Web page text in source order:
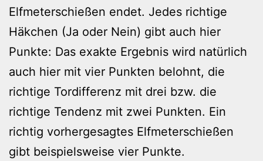
Elfmeterschießen endet. Jedes richtige
Häkchen (Ja oder Nein) gibt auch hier
Punkte: Das exakte Ergebnis wird natürlich
auch hier mit vier Punkten belohnt, die
richtige Tordifferenz mit drei bzw. die
richtige Tendenz mit zwei Punkten. Ein
richtig vorhergesagtes Elfmeterschießen
gibt beispielsweise vier Punkte.